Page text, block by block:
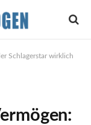
Schlagerstar wirklich